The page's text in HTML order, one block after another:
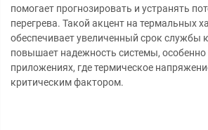
помогает прогнозировать и устранять
перегрева. Такой акцент на термальных
обеспечивает увеличенный срок службы
повышает надежность системы,
приложениях, где термическое
критическим фактором.